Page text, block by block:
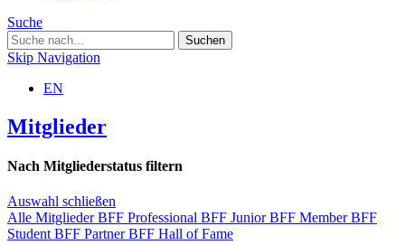
Suche
Skip Navigation
EN
Mitglieder
Nach Mitgliederstatus filtern
Auswahl schließen
Alle MitgliederBFF Professional BFF JuniorBFF MemberBFF
Student BFF PartnerBFF Hall of Fame